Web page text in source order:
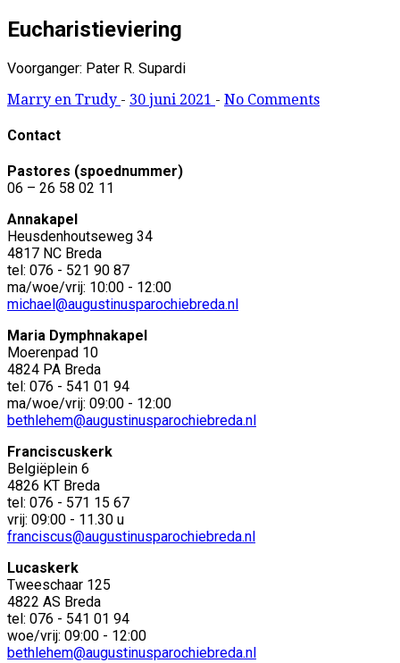
Eucharistieviering
Voorganger: Pater R. Supardi
Marry en Trudy - 30 juni 2021 - No Comments
Contact
Pastores (spoednummer)
06 – 26 58 02 11
Annakapel
Heusdenhoutseweg 34
4817 NC Breda
tel: 076 - 521 90 87
ma/woe/vrij: 10:00 - 12:00
michael@augustinusparochiebreda.nl
Maria Dymphnakapel
Moerenpad 10
4824 PA Breda
tel: 076 - 541 01 94
ma/woe/vrij: 09:00 - 12:00
bethlehem@augustinusparochiebreda.nl
Franciscuskerk
Belgiëplein 6
4826 KT Breda
tel: 076 - 571 15 67
vrij: 09:00 - 11.30 u
franciscus@augustinusparochiebreda.nl
Lucaskerk
Tweeschaar 125
4822 AS Breda
tel: 076 - 541 01 94
woe/vrij: 09:00 - 12:00
bethlehem@augustinusparochiebreda.nl